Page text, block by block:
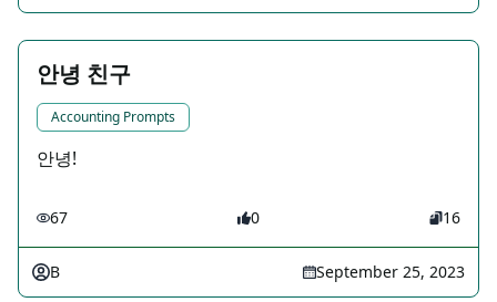
안녕 친구
Accounting Prompts
안녕!
67 0 16
B September 25, 2023